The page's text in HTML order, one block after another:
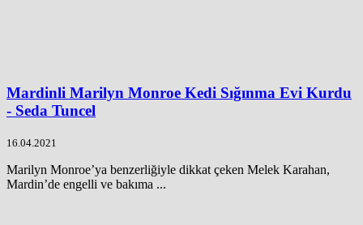
Mardinli Marilyn Monroe Kedi Sığınma Evi Kurdu
- Seda Tuncel
16.04.2021
Marilyn Monroe’ya benzerliğiyle dikkat çeken Melek Karahan,
Mardin’de engelli ve bakıma ...